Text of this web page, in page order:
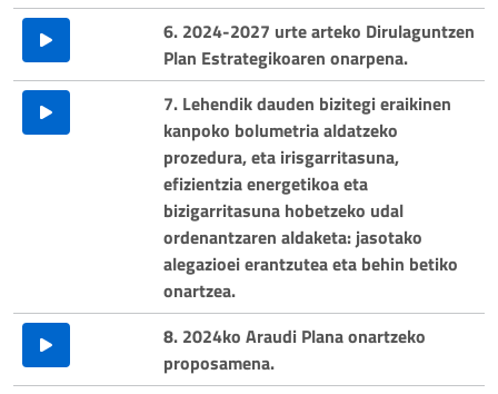
6. 2024-2027 urte arteko Dirulaguntzen
Plan Estrategikoaren onarpena.
7. Lehendik dauden bizitegi eraikinen
kanpoko bolumetria aldatzeko
prozedura, eta irisgarritasuna,
efizientzia energetikoa eta
bizigarritasuna hobetzeko udal
ordenantzaren aldaketa: jasotako
alegazioei erantzutea eta behin betiko
onartzea.
8. 2024ko Araudi Plana onartzeko
proposamena.